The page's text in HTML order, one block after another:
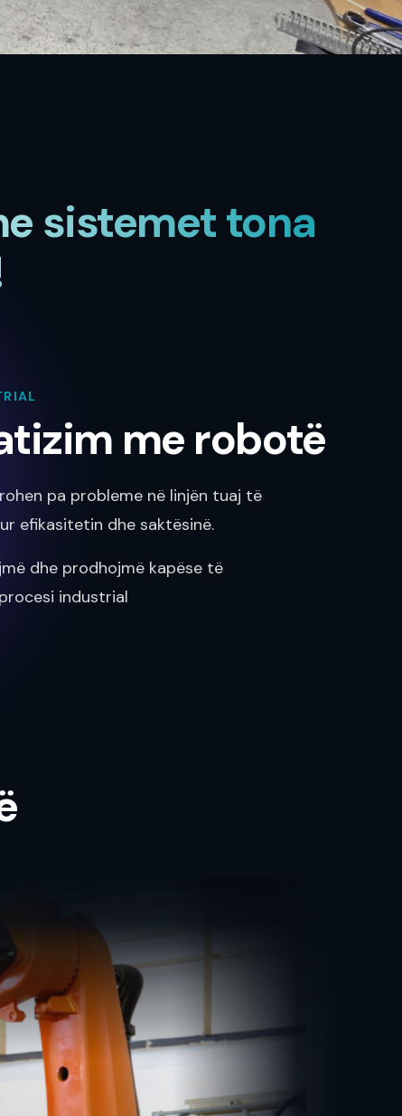
sistemet tona
me robotë
pa probleme në linjën tuaj të
efikasitetin dhe saktësinë.
dhe prodhojmë kapëse të
industrial